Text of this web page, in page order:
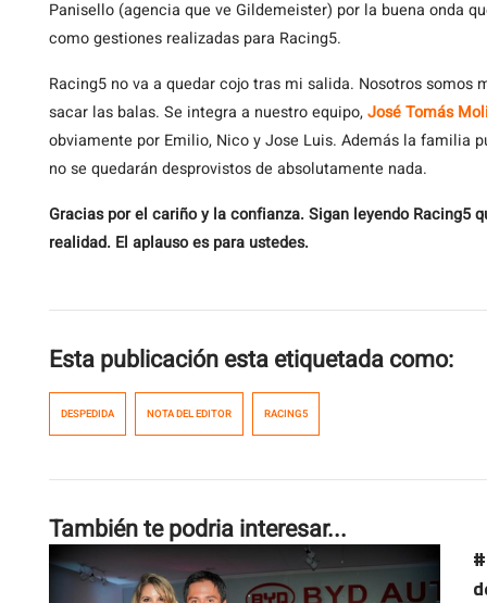
Panisello (agencia que ve Gildemeister) por la buena onda
como gestiones realizadas para Racing5.
Racing5 no va a quedar cojo tras mi salida. Nosotros somos
sacar las balas. Se integra a nuestro equipo,José Tomás
obviamente por Emilio, Nico y Jose Luis. Además la familia
no se quedarán desprovistos de absolutamente nada.
Gracias por el cariño y la confianza. Sigan leyendo Racing5
realidad. El aplauso es para ustedes.
Esta publicación esta etiquetada como:
DESPEDIDA NOTA DEL EDITOR RACING5
También te podria interesar...